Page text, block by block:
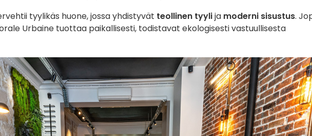
tyylikäs huone, jossa yhdistyvät teollinen tyylija moderni sisustus.
Urbaine tuottaa paikallisesti, todistavat ekologisesti vastuullisesta